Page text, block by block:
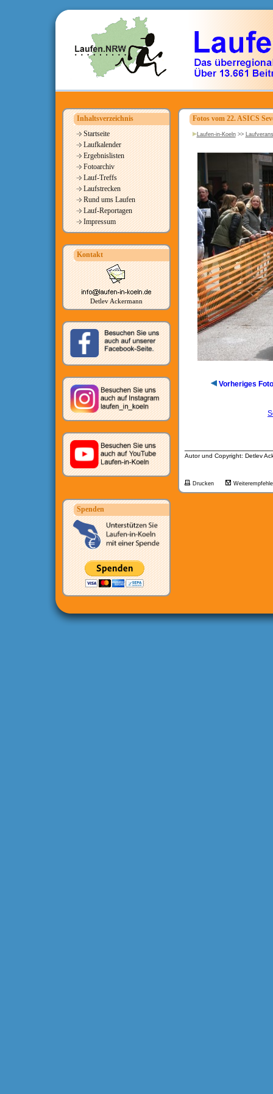
Inhaltsverzeichnis
Startseite
Laufkalender
Ergebnislisten
Fotoarchiv
Lauf-Treffs
Laufstrecken
Rund ums Laufen
Lauf-Reportagen
Impressum
Kontakt
Detlev Ackermann
Spenden
Fotos vom 22. ASICS
Laufen-in-Koeln>>
Vorheriges Foto
Autor und Copyright: Detlev
Drucken